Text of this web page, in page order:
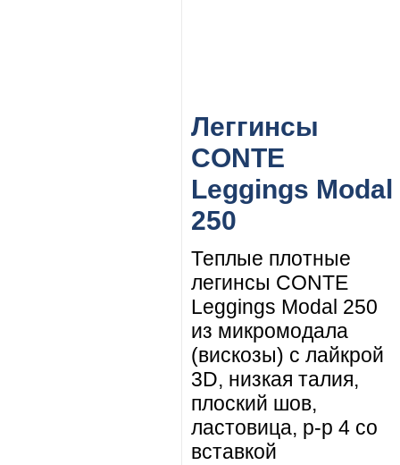
Леггинсы
CONTE
Leggings Modal
250
Теплые плотные
легинсы CONTE
Leggings Modal 250
из микромодала
(вискозы) с лайкрой
3D, низкая талия,
плоский шов,
ластовица, р-р 4 со
вставкой